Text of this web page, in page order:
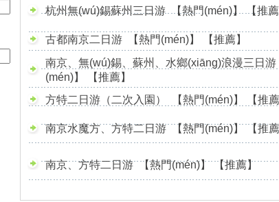
杭州無(wú)錫蘇州三日游 【熱門(mén)】【推
古都南京二日游 【熱門(mén)】 【推薦】
南京、無(wú)錫、蘇州、水鄉(xiāng)浪漫三日游
(mén)】
【推薦】
方特二日游（二次入園） 【熱門(mén)】 【推薦
南京水魔方、方特二日游 【熱門(mén)】【推
南京、方特二日游 【熱門(mén)】【推薦】